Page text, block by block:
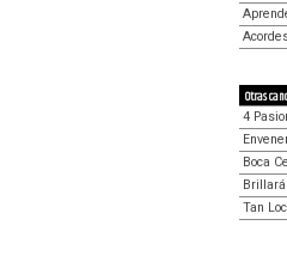
Otras
4
Boca
Tan